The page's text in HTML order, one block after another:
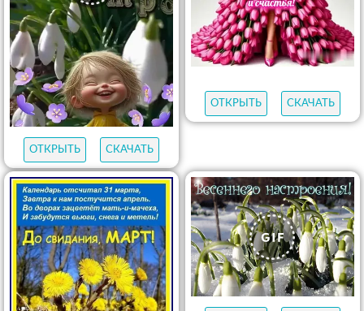
ОТКРЫТЬ СКАЧАТЬ
ОТКРЫТЬ СКАЧАТЬ